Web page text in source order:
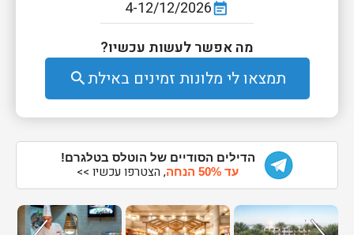
event_note
4-12/12/2026
מה אפשר לעשות עכשיו?
תמצאו לי מלונות זמינים באילתsearch
הדילים הסודיים של הוטלס בטלגרם!
עד 50% הנחה
, הצטרפו עכשיו >>